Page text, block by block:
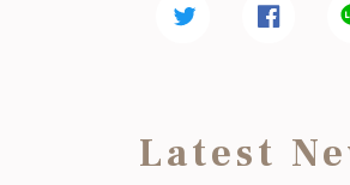
Latest